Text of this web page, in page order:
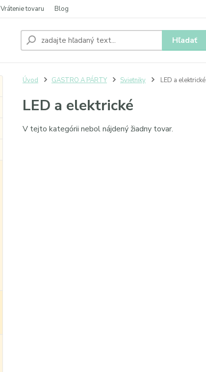
Vrátenie tovaru Blog
Hľadať
Úvod GASTRO A PÁRTY Svietniky LED a elektrické
LED a elektrické
V tejto kategórii nebol nájdený žiadny tovar.